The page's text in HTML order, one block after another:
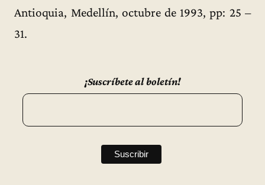
Antioquia, Medellín, octubre de 1993, pp: 25 –
31.
¡Suscríbete al boletín!